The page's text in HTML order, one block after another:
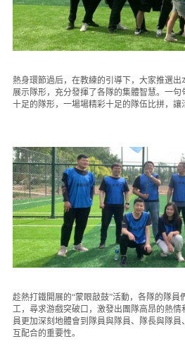
熱身環節過后，在教練的引導下，大家推選出
展示隊形，充分發揮了各隊的集體智慧。一
十足的隊形，一場場精彩十足的隊伍比拼，讓
趁熱打鐵開展的“蒙眼敲鼓”活動，各隊的隊員
工，尋求游戲突破口，激發出團隊高昂的熱
員更加深刻地體會到隊員與隊員、隊長與隊
互配合的重要性。